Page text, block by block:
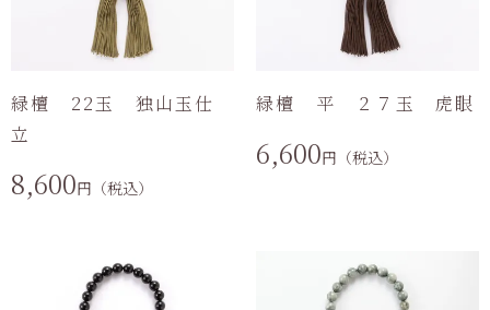
緑檀 22玉 独山玉仕
立
8,600円（税込）
緑檀 平 ２７玉 虎眼
6,600円（税込）